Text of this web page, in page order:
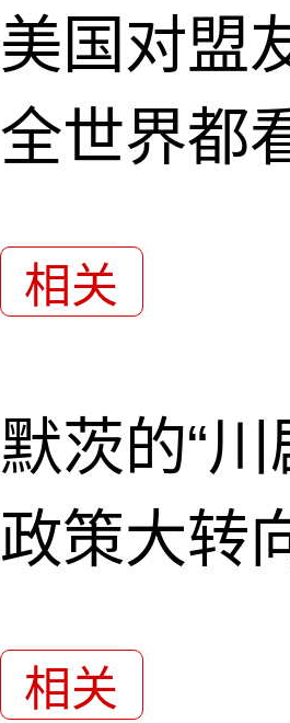
美国对盟
全世界都
相关
默茨的“
政策大转
相关